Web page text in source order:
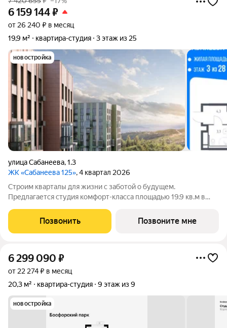
6 159 144₽
от 26 240 ₽ в месяц
19,9 м²
квартира-студия 3 этаж из 25
новостройка
улица Сабанеева,1.3
ЖК «Сабанеева 125», 4 квартал 2026
Строим кварталы для жизни с заботой о будущем.
Предлагается студия комфорт-класса площадью 19.9 кв.м в
комплексе "Сабанеева 125".В варианте без отделки мы
установили окна и входную дверь, завели
Позвонить Позвоните мне
6 299 090 ₽
от 22 274 ₽ в месяц
20,3 м²
квартира-студия 9 этаж из 9
новостройка